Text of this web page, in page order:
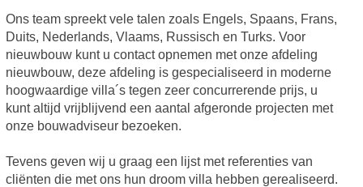
Ons team spreekt vele talen zoals Engels, Spaans, Frans,
Duits, Nederlands, Vlaams, Russisch en Turks. Voor
nieuwbouw kunt u contact opnemen met onze afdeling
nieuwbouw, deze afdeling is gespecialiseerd in moderne
hoogwaardige villa´s tegen zeer concurrerende prijs, u
kunt altijd vrijblijvend een aantal afgeronde projecten met
onze bouwadviseur bezoeken.
Tevens geven wij u graag een lijst met referenties van
cliënten die met ons hun droom villa hebben gerealiseerd.